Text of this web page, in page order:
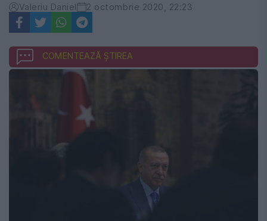
Valeriu Daniel 2 octombrie 2020, 22:23
COMENTEAZĂ ȘTIREA